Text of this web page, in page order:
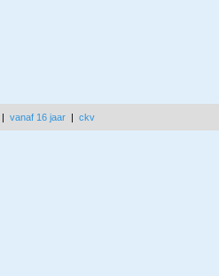
| vanaf 16 jaar | ckv